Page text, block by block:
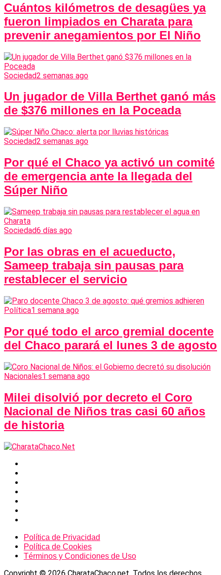
Cuántos kilómetros de desagües ya
fueron limpiados en Charata para
prevenir anegamientos por El Niño
Sociedad2 semanas ago
Un jugador de Villa Berthet ganó más
de $376 millones en la Poceada
Sociedad2 semanas ago
Por qué el Chaco ya activó un comité
de emergencia ante la llegada del
Súper Niño
Sociedad6 días ago
Por las obras en el acueducto,
Sameep trabaja sin pausas para
restablecer el servicio
Política1 semana ago
Por qué todo el arco gremial docente
del Chaco parará el lunes 3 de agosto
Nacionales1 semana ago
Milei disolvió por decreto el Coro
Nacional de Niños tras casi 60 años
de historia
Política de Privacidad
Política de Cookies
Términos y Condiciones de Uso
Copyright © 2026 CharataChaco.net. Todos los derechos